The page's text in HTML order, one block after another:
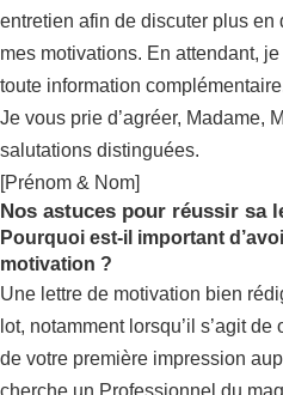
entretien afin de discuter plus
mes motivations. En attendant,
toute information
Je vous prie d’agréer, Madame,
salutations distinguées.
[Prénom & Nom]
Nos astuces pour réussir sa
Pourquoi est-il important
motivation ?
Une lettre de motivation bien
lot, notamment lorsqu’il s’agit
de votre première impression
cherche un Professionnel du